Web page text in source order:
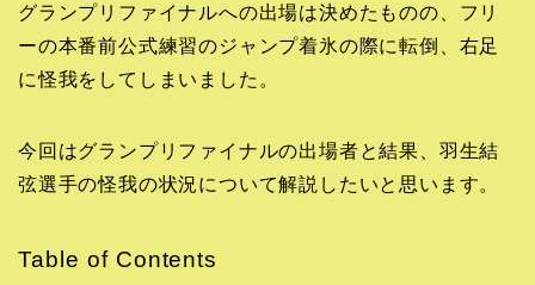
グランプリファイナルへの出場は決めたものの、フリ
ーの本番前公式練習のジャンプ着氷の際に転倒、右足
に怪我をしてしまいました。
今回はグランプリファイナルの出場者と結果、羽生結
弦選手の怪我の状況について解説したいと思います。
Table of Contents